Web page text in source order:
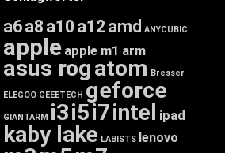
a6a8 a10 a12amd ANYCUBIC
apple apple m1 arm
asus rogatom Bresser
ELEGOO GEEETECH geforce
GIANTARM i3i5i7intel ipad
kaby lake LABISTS lenovo